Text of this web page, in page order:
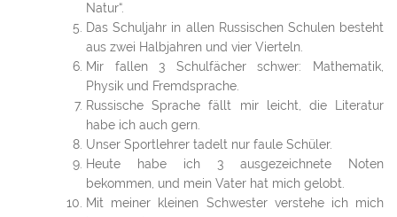
Natur“.
Das Schuljahr in allen Russischen Schulen besteht
aus zwei Halbjahren und vier Vierteln.
Mir fallen 3 Schulfächer schwer: Mathematik,
Physik und Fremdsprache.
Russische Sprache fällt mir leicht, die Literatur
habe ich auch gern.
Unser Sportlehrer tadelt nur faule Schüler.
Heute habe ich 3 ausgezeichnete Noten
bekommen, und mein Vater hat mich gelobt.
Mit meiner kleinen Schwester verstehe ich mich